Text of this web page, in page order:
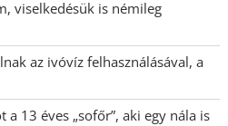
viselkedésük is némileg
az ivóvíz felhasználásával, a
13 éves „sofőr”, aki egy nála is